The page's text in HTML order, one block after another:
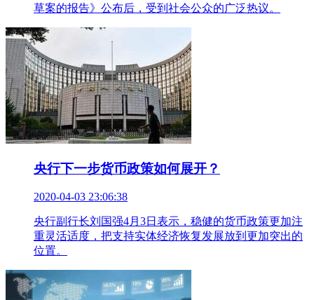
草案的报告》公布后，受到社会公众的广泛热议。
央行下一步货币政策如何展开？
2020-04-03 23:06:38
央行副行长刘国强4月3日表示，稳健的货币政策更加注
重灵活适度，把支持实体经济恢复发展放到更加突出的
位置。